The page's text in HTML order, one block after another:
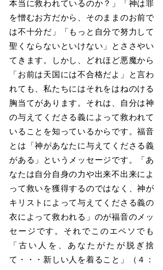
本当に救われているのか？」「神は罪
を憎むお方だから、そのままのお前で
は不十分だ」「もっと自分で努力して
聖くならないといけない」とささやい
てきます。しかし、どれほど悪魔から
「お前は天国には不合格だよ」と言わ
れても、私たちにはそれをはねのける
胸当てがあります。それは、自分は神
の与えてくださる義によって救われて
いることを知っているからです。福音
とは「神があなたに与えてくださる義
がある」というメッセージです。「あ
なたは自分自身の力や出来不出来によ
って救いを獲得するのではなく、神が
キリストによって与えてくださる義の
衣によって救われる」のが福音のメッ
セージです。それでこのエペソでも
「古い人を、あなたがたが脱ぎ捨
て・・・新しい人を着ること」（４：